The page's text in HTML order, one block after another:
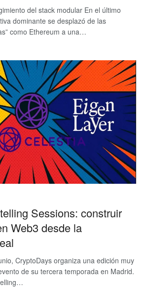
del stack modular En el último
dominante se desplazó de las
como Ethereum a una…
Sessions: construir
Web3 desde la
CryptoDays organiza una edición muy
de su tercera temporada en Madrid.